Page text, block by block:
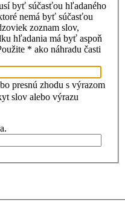
byť súčasťou hľadaného
nemá byť súčasťou
zoznam slov,
hľadania má byť aspoň
* ako náhradu časti
presnú zhodu s výrazom
slov alebo výrazu